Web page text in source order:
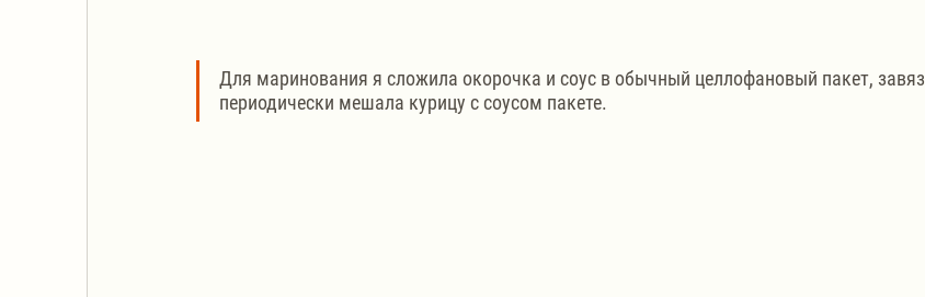
Для маринования я сложила окорочка и соус в обычный целлофановый пакет,
периодически мешала курицу с соусом пакете.